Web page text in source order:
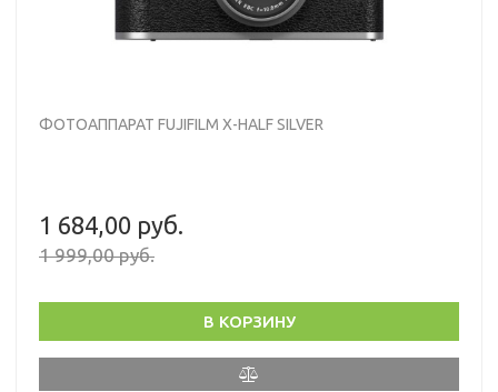
ФОТОАППАРАТ FUJIFILM X-HALF SILVER
1 684,00 руб.
1 999,00 руб.
В КОРЗИНУ